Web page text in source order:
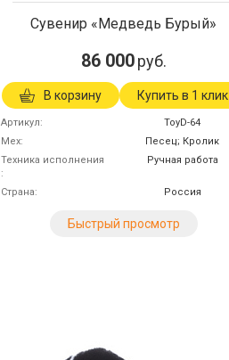
Сувенир «Медведь Бурый»
86 000руб.
В корзину Купить в 1 клик
Артикул
ToyD-64
Мех
Песец; Кролик
Техника исполнения
Ручная работа
Страна Россия
Быстрый просмотр